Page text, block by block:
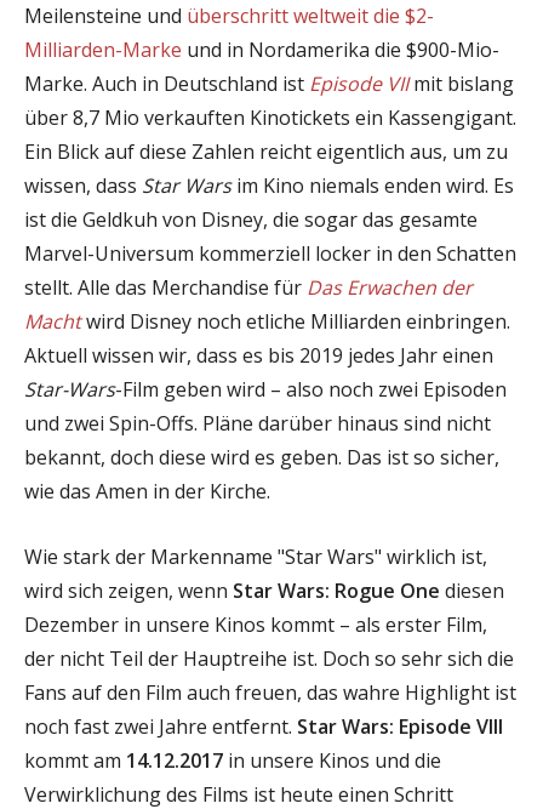
Meilensteine und überschritt weltweit die $2-
Milliarden-Marke und in Nordamerika die $900-Mio-
Marke. Auch in Deutschland ist Episode VIImit bislang
über 8,7 Mio verkauften Kinotickets ein Kassengigant.
Ein Blick auf diese Zahlen reicht eigentlich aus, um zu
wissen, dass Star Warsim Kino niemals enden wird. Es
ist die Geldkuh von Disney, die sogar das gesamte
Marvel-Universum kommerziell locker in den Schatten
stellt. Alle das Merchandise für Das Erwachen der
Machtwird Disney noch etliche Milliarden einbringen.
Aktuell wissen wir, dass es bis 2019 jedes Jahr einen
Star-Wars-Film geben wird – also noch zwei Episoden
und zwei Spin-Offs. Pläne darüber hinaus sind nicht
bekannt, doch diese wird es geben. Das ist so sicher,
wie das Amen in der Kirche.
Wie stark der Markenname "Star Wars" wirklich ist,
wird sich zeigen, wenn Star Wars: Rogue One diesen
Dezember in unsere Kinos kommt – als erster Film,
der nicht Teil der Hauptreihe ist. Doch so sehr sich die
Fans auf den Film auch freuen, das wahre Highlight ist
noch fast zwei Jahre entfernt. Star Wars: Episode VIII
kommt am 14.12.2017 in unsere Kinos und die
Verwirklichung des Films ist heute einen Schritt